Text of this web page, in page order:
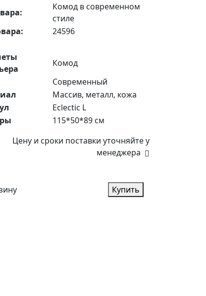
Комод в современном
стиле
24596
Комод
Современный
Массив, металл, кожа
Eclectic L
115*50*89 см
Цену и сроки поставки уточняйте у
менеджера
Купить